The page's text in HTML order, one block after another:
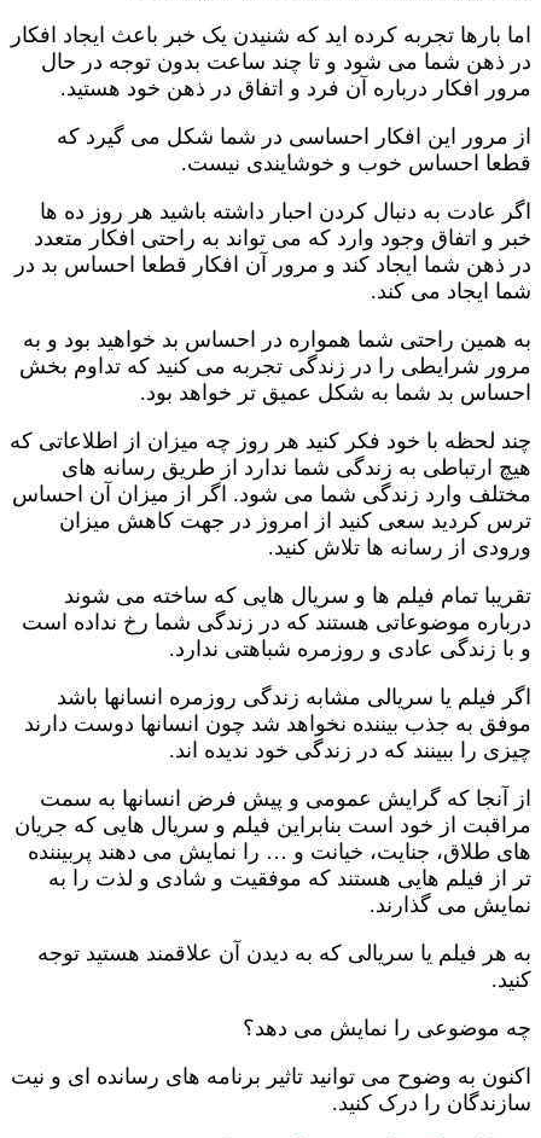
اما بارها تجربه کرده اید که شنیدن یک خبر باعث ایجاد افکار
در ذهن شما می شود و تا چند ساعت بدون توجه در حال
مرور افکار درباره آن فرد و اتفاق در ذهن خود هستید.
از مرور این افکار احساسی در شما شکل می گیرد که
قطعا احساس خوب و خوشایندی نیست.
اگر عادت به دنبال کردن احبار داشته باشید هر روز ده ها
خبر و اتفاق وجود وارد که می تواند به راحتی افکار متعدد
در ذهن شما ایجاد کند و مرور آن افکار قطعا احساس بد در
شما ایجاد می کند.
به همین راحتی شما همواره در احساس بد خواهید بود و به
مرور شرایطی را در زندگی تجربه می کنید که تداوم بخش
احساس بد شما به شکل عمیق تر خواهد بود.
چند لحظه با خود فکر کنید هر روز چه میزان از اطلاعاتی که
هیچ ارتباطی به زندگی شما ندارد از طریق رسانه های
مختلف وارد زندگی شما می شود. اگر از میزان آن احساس
ترس کردید سعی کنید از امروز در جهت کاهش میزان
ورودی از رسانه ها تلاش کنید.
تقریبا تمام فیلم ها و سریال هایی که ساخته می شوند
درباره موضوعاتی هستند که در زندگی شما رخ نداده است
و با زندگی عادی و روزمره شباهتی ندارد.
اگر فیلم یا سریالی مشابه زندگی روزمره انسانها باشد
موفق به جذب بیننده نخواهد شد چون انسانها دوست دارند
چیزی را ببینند که در زندگی خود ندیده اند.
از آنجا که گرایش عمومی و پیش فرض انسانها به سمت
مراقبت از خود است بنابراین فیلم و سریال هایی که جریان
های طلاق، جنایت، خیانت و … را نمایش می دهند پربیننده
تر از فیلم هایی هستند که موفقیت و شادی و لذت را به
نمایش می گذارند.
به هر فیلم یا سریالی که به دیدن آن علاقمند هستید توجه
کنید.
چه موضوعی را نمایش می دهد؟
اکنون به وضوح می توانید تاثیر برنامه های رسانده ای و نیت
سازندگان را درک کنید.